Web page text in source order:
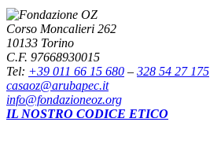
Corso Moncalieri 262
10133 Torino
C.F. 97668930015
Tel: +39 011 66 15 680 – 328 54 27 175
casaoz@arubapec.it
info@fondazioneoz.org
IL NOSTRO CODICE ETICO